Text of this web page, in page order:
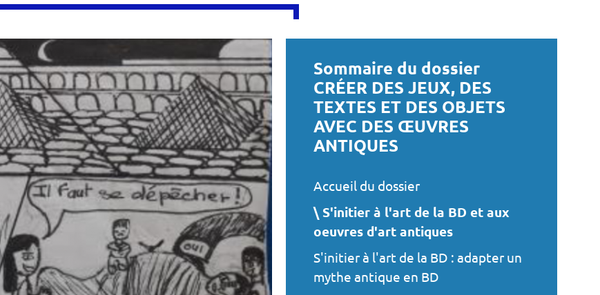
Sommaire du dossier
CRÉER DES JEUX, DES
TEXTES ET DES OBJETS
AVEC DES ŒUVRES
ANTIQUES
Accueil du dossier
S'initier à l'art de la BD et aux
oeuvres d'art antiques
S'initier à l'art de la BD : adapter un
mythe antique en BD